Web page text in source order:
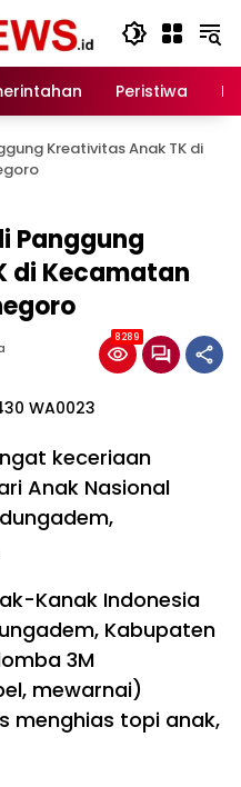
Peristiwa
Kreativitas Anak TK di
Panggung
di Kecamatan
8289
keceriaan
Anak Nasional
Kanak Indonesia
Kabupaten
3M
mewarnai)
menghias topi anak,